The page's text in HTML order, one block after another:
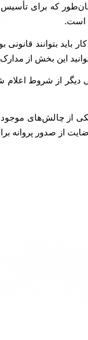
که برای تأسیس
است.
باید بتوانند
این بخش از
دیگر از شروط اعلام
از چالش‌های
از صدور پروانه